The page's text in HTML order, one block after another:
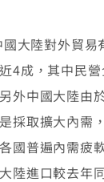
陸對外貿易
4成，其中民
外中國大陸由
採取擴大內需
國普遍內需疲
陸進口較去年